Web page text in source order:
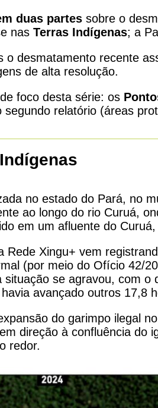
duas partes sobre o
nas Terras Indígenas; a
o desmatamento recente
de alta resolução.
foco desta série: os
segundo relatório (áreas
no estado do Pará, no
ao longo do rio Curuá,
em um afluente do
Rede Xingu+ vem
(por meio do Ofício 42/
se agravou, com
avançado outros 17,8
do garimpo ilegal
direção à confluência
redor.